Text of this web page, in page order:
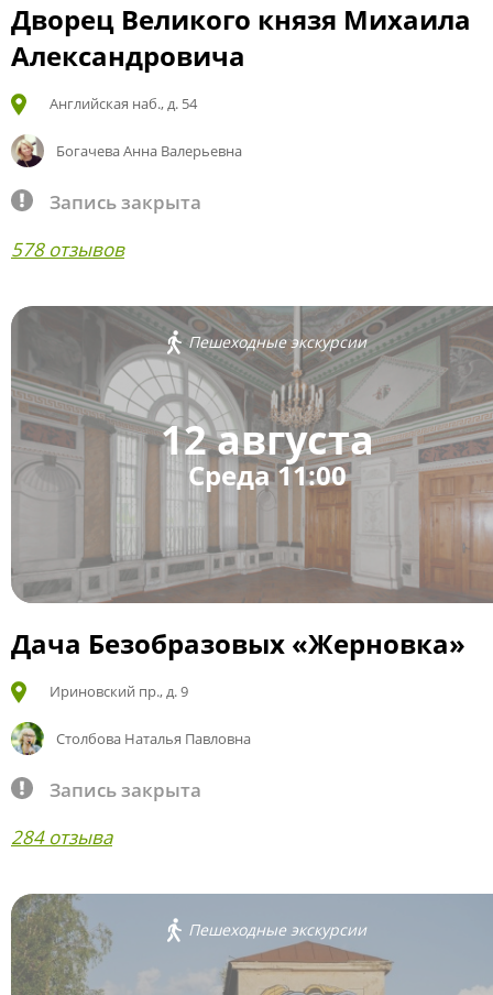
Дворец Великого князя Михаила
Александровича
Английская наб., д. 54
Богачева Анна Валерьевна
Запись закрыта
578 отзывов
Пешеходные экскурсии
12 августа
Среда 11:00
Дача Безобразовых «Жерновка»
Ириновский пр., д. 9
Столбова Наталья Павловна
Запись закрыта
284 отзыва
Пешеходные экскурсии